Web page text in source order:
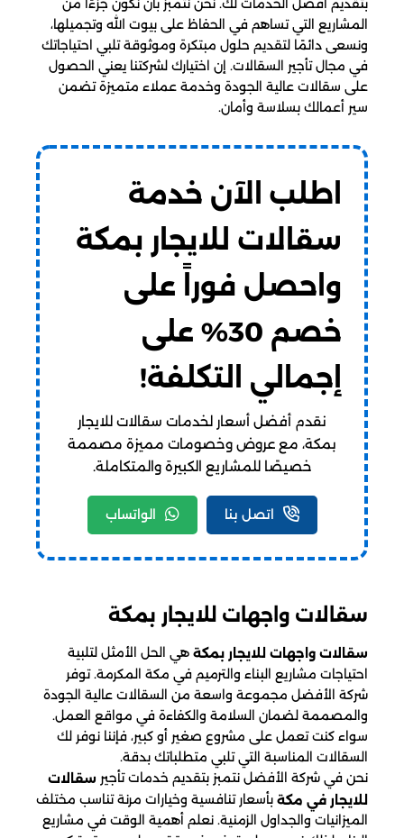
بتقديم أفضل الخدمات لك. نحن نتمبز بأن نكون جزءًا من
المشاريع التي تساهم في الحفاظ على بيوت الله وتجميلها،
ونسعى دائمًا لتقديم حلول مبتكرة وموثوقة تلبي احتياجاتك
في مجال تأجير السقالات. إن اختيارك لشركتنا يعني الحصول
على سقالات عالية الجودة وخدمة عملاء متميزة تضمن
سير أعمالك بسلاسة وأمان.
اطلب الآن خدمة
سقالات للايجار بمكة
واحصل فوراً على
خصم 30% على
إجمالي التكلفة!
نقدم أفضل أسعار لخدمات سقالات للايجار
بمكة، مع عروض وخصومات مميزة مصممة
خصيصًا للمشاريع الكبيرة والمتكاملة.
اتصل بنا الواتساب
سقالات واجهات​ للايجار بمكة
سقالات واجهات للايجار بمكة هي الحل الأمثل لتلبية
احتياجات مشاريع البناء والترميم في مكة المكرمة. توفر
شركة الأفضل مجموعة واسعة من السقالات عالية الجودة
والمصممة لضمان السلامة والكفاءة في مواقع العمل.
سواء كنت تعمل على مشروع صغير أو كبير، فإننا نوفر لك
السقالات المناسبة التي تلبي متطلباتك بدقة.
نحن في شركة الأفضل نتمبز بتقديم خدمات تأجير سقالات
للايجار في مكة بأسعار تنافسية وخيارات مرنة تناسب مختلف
الميزانيات والجداول الزمنية. نعلم أهمية الوقت في مشاريع